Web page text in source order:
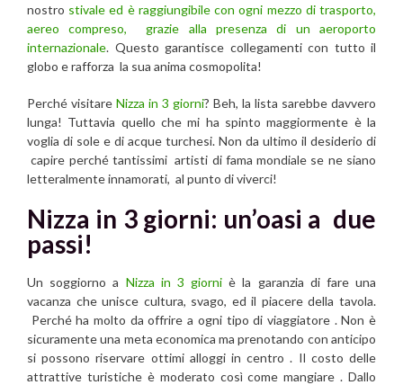
nostro stivale ed è raggiungibile con ogni mezzo di trasporto,
aereo compreso, grazie alla presenza di un aeroporto
internazionale. Questo garantisce collegamenti con tutto il
globo e rafforza la sua anima cosmopolita!
Perché visitare Nizza in 3 giorni? Beh, la lista sarebbe davvero
lunga! Tuttavia quello che mi ha spinto maggiormente è la
voglia di sole e di acque turchesi. Non da ultimo il desiderio di
capire perché tantissimi artisti di fama mondiale se ne siano
letteralmente innamorati, al punto di viverci!
Nizza in 3 giorni: un’oasi a due
passi!
Un soggiorno a Nizza in 3 giorni è la garanzia di fare una
vacanza che unisce cultura, svago, ed il piacere della tavola.
Perché ha molto da offrire a ogni tipo di viaggiatore . Non è
sicuramente una meta economica ma prenotando con anticipo
si possono riservare ottimi alloggi in centro . Il costo delle
attrattive turistiche è moderato così come mangiare . Dallo